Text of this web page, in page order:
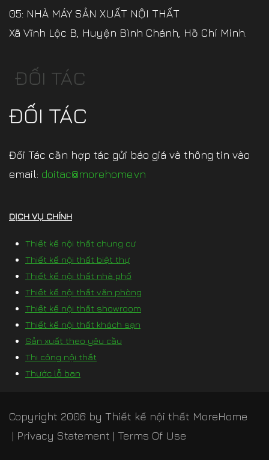
05: NHÀ MÁY SẢN XUẤT NỘI THẤT
Xã Vĩnh Lộc B, Huyện Bình Chánh, Hồ Chí Minh.
ĐỐI TÁC
ĐỐI TÁC
Đối Tác cần hợp tác gửi báo giá và thông tin vào
email: doitac@morehome.vn
DỊCH VỤ CHÍNH
Thiết kế nội thất chung cư
Thiết kế nội thất biệt thự
Thiết kế nội thất nhà phố
Thiết kế nội thất văn phòng
Thiết kế nội thất showroom
Thiết kế nội thất khách sạn
Sản xuất theo yêu cầu
Thi công nội thất
Thước lỗ ban
Copyright 2006 by Thiết kế nội thất MoreHome
| Privacy Statement | Terms Of Use